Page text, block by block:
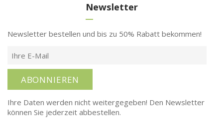
Newsletter
Newsletter bestellen und bis zu 50% Rabatt bekommen!
ABONNIEREN
Ihre Daten werden nicht weitergegeben! Den Newsletter
können Sie jederzeit abbestellen.